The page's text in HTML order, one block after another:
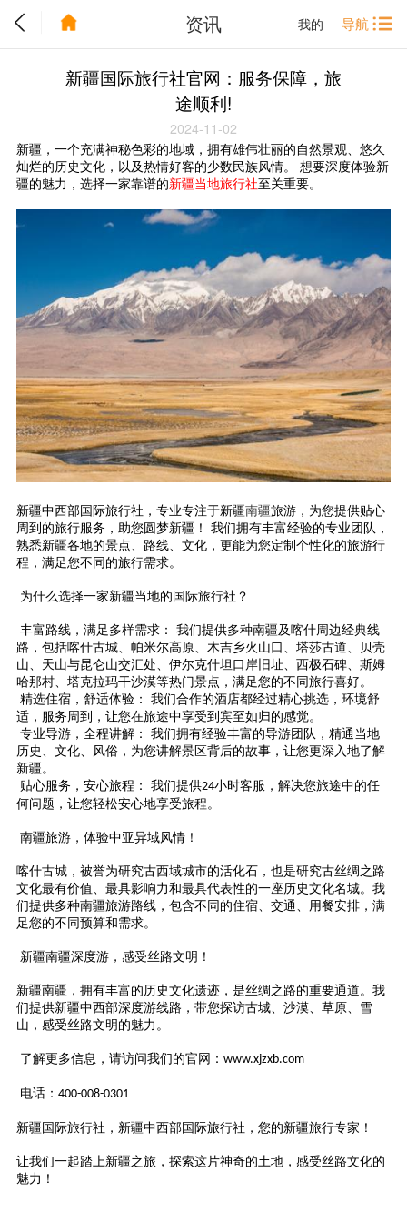
我的 导航
资讯
新疆国际旅行社官网：服务保障，旅
途顺利!
2024-11-02
新疆，一个充满神秘色彩的地域，拥有雄伟壮丽的自然景观、悠久
灿烂的历史文化，以及热情好客的少数民族风情。
想要深度体验新
疆的魅力，选择一家靠谱的新疆当地旅行社至关重要。
新疆中西部国际旅行社，专业专注于新疆南疆旅游，为您提供贴心
周到的旅行服务，助您圆梦新疆！
我们拥有丰富经验的专业团队，
熟悉新疆各地的景点、路线、文化，更能为您定制个性化的旅游行
程，满足您不同的旅行需求。
为什么选择一家新疆当地的国际旅行社？
丰富路线，满足多样需求： 我们提供多种南疆及喀什周边经典线
路，包括喀什古城、帕米尔高原、 木吉乡火山口 、 塔莎古道、
贝壳
山、天山与昆仑山交汇处、伊尔克什坦口岸旧址、西极石碑、斯姆
哈那村、 塔克拉玛干沙漠等热门景点，满足您的不同旅行喜好。
精选住宿，舒适体验：
我们合作的酒店都经过精心挑选，环境舒
适，服务周到，让您在旅途中享受到宾至如归的感觉。
专业导游，全程讲解：
我们拥有经验丰富的导游团队，精通当地
历史、文化、风俗，为您讲解景区背后的故事，让您更深入地了解
新疆。
贴心服务，安心旅程：
我们提供24小时客服，解决您旅途中的任
何问题，让您轻松安心地享受旅程。
南疆旅游，体验中亚异域风情！
喀什古城，被誉为研究古西域城市的活化石，也是研究古丝绸之路
文化最有价值、最具影响力和最具代表性的一座历史文化名城。我
们提供多种南疆旅游路线，包含不同的住宿、交通、用餐安排，满
足您的不同预算和需求。
新疆南疆深度游，感受丝路文明！
新疆南疆 ，拥有丰富的历史文化遗迹，是丝绸之路的重要通道。我
们提供新疆中西部深度游线路，带您探访古城、沙漠、草原、雪
山，感受丝路文明的魅力。
了解更多信息，请访问我们的官网： www.xjzxb.com
电话： 400-008-0301
新疆国际旅行社，新疆中西部国际旅行社，您的新疆旅行专家！
让我们一起踏上新疆之旅，探索这片神奇的土地，感受丝路文化的
魅力！